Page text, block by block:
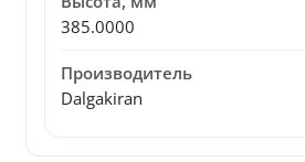
385.0000
Производитель
Dalgakiran